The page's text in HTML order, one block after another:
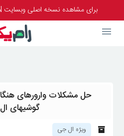
برای مشاهده نسخه اصلی وبسایت VPN خود را خاموش نمایید
حل مشکلات وارورهای
گوشیهای
ویژه ال جی